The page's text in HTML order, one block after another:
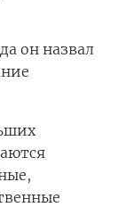
он назвал